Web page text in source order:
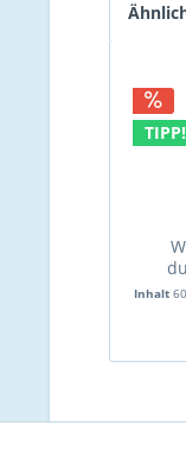
TIPP!
Inhalt